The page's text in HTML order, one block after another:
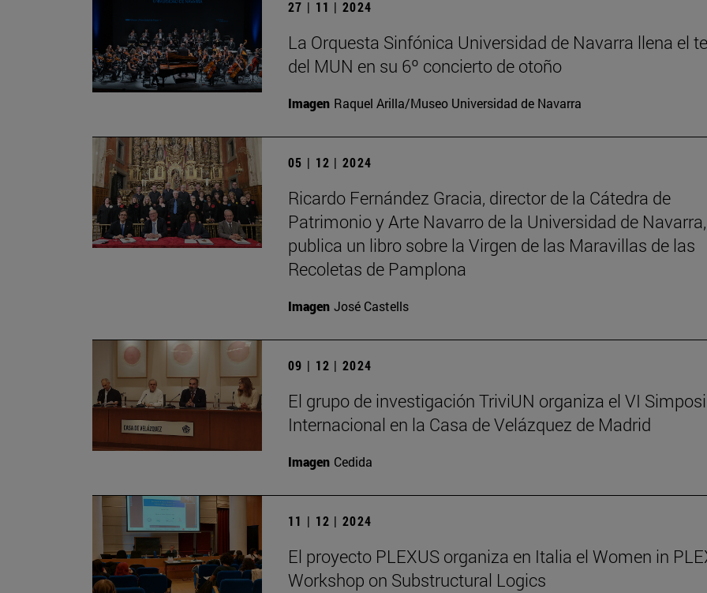
27 | 11 | 2024
La Orquesta Sinfónica Universidad de Navarra llena el
del MUN en su 6º concierto de otoño
Imagen Raquel Arilla/Museo Universidad de Navarra
05 | 12 | 2024
Ricardo Fernández Gracia, director de la Cátedra de
Patrimonio y Arte Navarro de la Universidad de Navarra,
publica un libro sobre la Virgen de las Maravillas de las
Recoletas de Pamplona
Imagen José Castells
09 | 12 | 2024
El grupo de investigación TriviUN organiza el VI
Internacional en la Casa de Velázquez de Madrid
Imagen Cedida
11 | 12 | 2024
El proyecto PLEXUS organiza en Italia el Women in
Workshop on Substructural Logics